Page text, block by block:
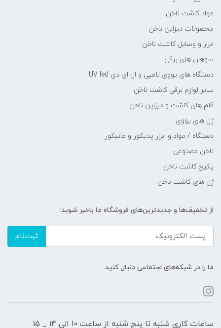
مواد کاشت ناخن
محصولات دیزاین ناخن
ابزار و وسایل کاشت ناخن
سوهان های برقی
دستگاه های یووی لامپی و ال ای دی UV led
سایر لوازم برقی کاشت ناخن
قلم های کاشت و دیزاین ناخن
ژل های یووی
دستگاه / مواد و ابزار پدیکور و مانیکور
ناخن مصنوعی
پکیج کاشت ناخن
ژل های کاشت ناخن
از تخفیف‌ها و جدیدترین‌های فروشگاه ما باخبر شوید:
ثبت‌نام
ما را در شبکه‌های اجتماعی دنبال کنید:
ساعات کاری شنبه تا پنج شنبه از ساعت 10 الی 14 _ 15